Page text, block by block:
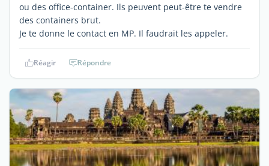
ou des office-container. Ils peuvent peut-être te vendre
des containers brut.
Je te donne le contact en MP. Il faudrait les appeler.
Réagir Répondre